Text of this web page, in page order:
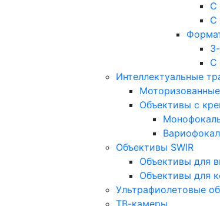
С
С
С
Интеллектуальные
Объективы с
Объективы SWIR
Объективы для
Объективы для
Ультрафиолетовые
ТВ-камеры